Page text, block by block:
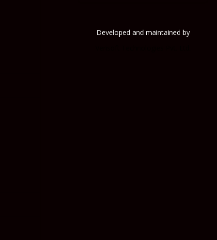
Developed and maintained by